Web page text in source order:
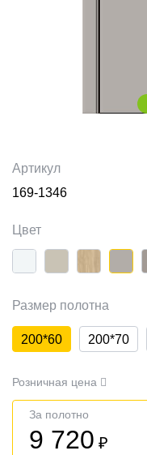
Артикул
169-1346
Цвет
Размер полотна
200*60 200*70
Розничная цена
За полотно
9 720 ₽